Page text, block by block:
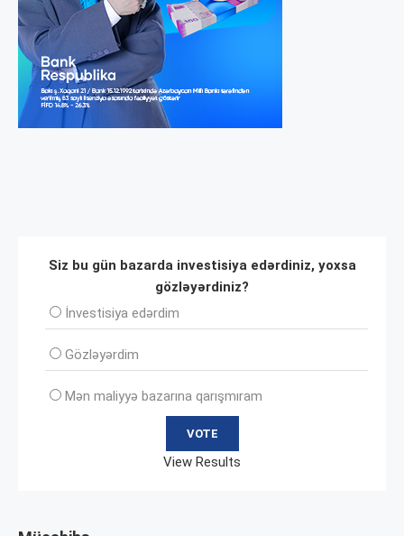
Siz bu gün bazarda investisiya edərdiniz, yoxsa
gözləyərdiniz?
İnvеstisiya edərdim
Gözləyərdim
Mən maliyyə bazarına qarışmıram
View Results